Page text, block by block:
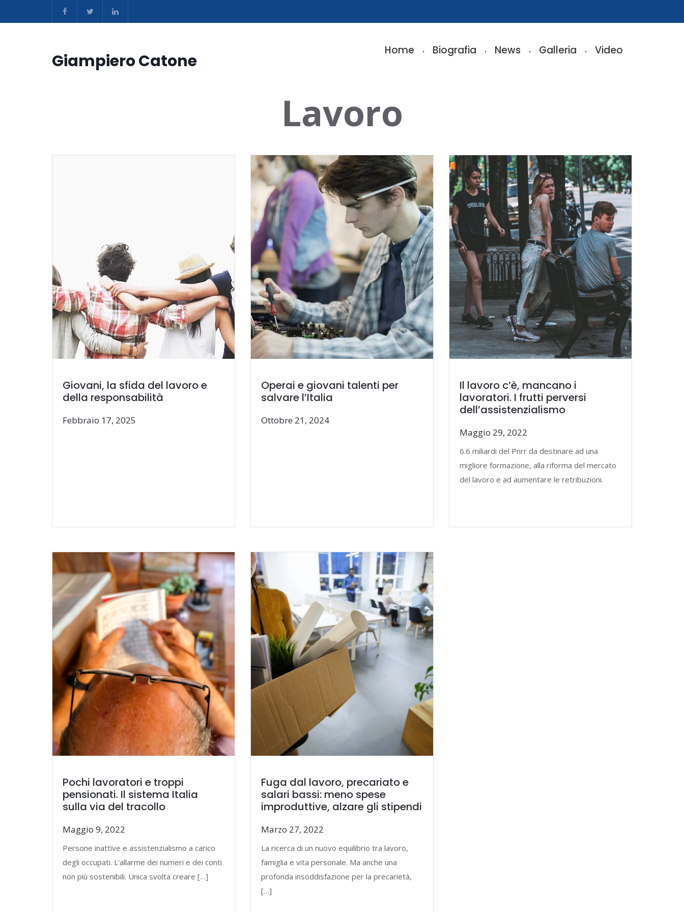
Giampiero Catone
Home Biografia News Galleria Video
Lavoro
Giovani, la sfida del lavoro e
della responsabilità
Febbraio 17, 2025
Operai e giovani talenti per
salvare l’Italia
Ottobre 21, 2024
Il lavoro c’è, mancano i
lavoratori. I frutti perversi
dell’assistenzialismo
Maggio 29, 2022
6.6 miliardi del Pnrr da destinare ad una
migliore formazione, alla riforma del mercato
del lavoro e ad aumentare le retribuzioni.
Pochi lavoratori e troppi
pensionati. Il sistema Italia
sulla via del tracollo
Maggio 9, 2022
Persone inattive e assistenzialismo a carico
degli occupati. L’allarme dei numeri e dei conti
non più sostenibili. Unica svolta creare […]
Fuga dal lavoro, precariato e
salari bassi: meno spese
improduttive, alzare gli stipendi
Marzo 27, 2022
La ricerca di un nuovo equilibrio tra lavoro,
famiglia e vita personale. Ma anche una
profonda insoddisfazione per la precarietà,
[…]